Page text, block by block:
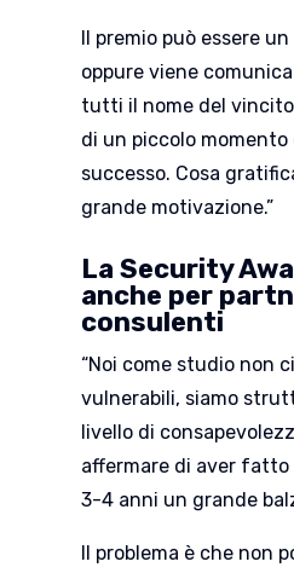
Il premio può essere
oppure viene
tutti il nome del
di un piccolo
successo. Cosa
grande motivazione.”
La Security
anche per
consulenti
“Noi come studio non
vulnerabili, siamo
livello di
affermare di aver
3-4 anni un grande
Il problema è che non